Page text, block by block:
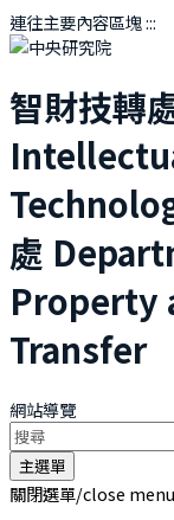
連往主要內容區塊:::
智財技轉
處
Property
Transfer
網站導覽
主選單
關閉選單/close menu